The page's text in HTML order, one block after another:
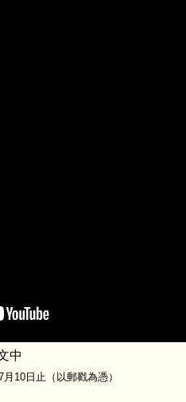
中
10日止（以郵戳為憑）